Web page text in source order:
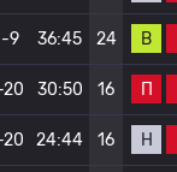
-9 36:45 24 В
20 30:50 16 П
20 24:44 16 Н